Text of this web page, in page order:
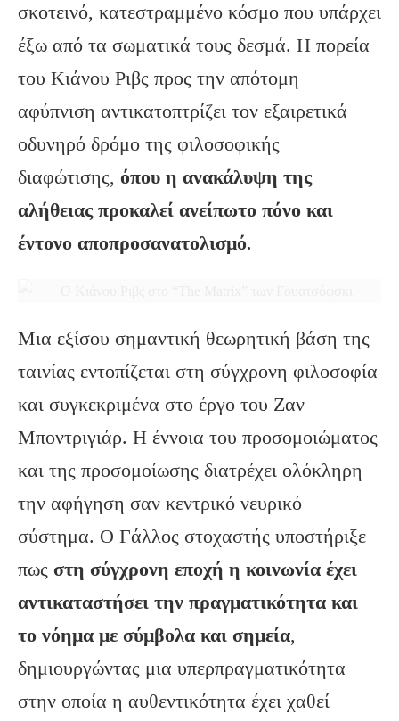
σκοτεινό, κατεστραμμένο κόσμο που υπάρχει
έξω από τα σωματικά τους δεσμά. Η πορεία
του Κιάνου Ριβς προς την απότομη
αφύπνιση αντικατοπτρίζει τον εξαιρετικά
οδυνηρό δρόμο της φιλοσοφικής
διαφώτισης, όπου η ανακάλυψη της
αλήθειας προκαλεί ανείπωτο πόνο και
έντονο αποπροσανατολισμό.
Μια εξίσου σημαντική θεωρητική βάση της
ταινίας εντοπίζεται στη σύγχρονη φιλοσοφία
και συγκεκριμένα στο έργο του Ζαν
Μποντριγιάρ. Η έννοια του προσομοιώματος
και της προσομοίωσης διατρέχει ολόκληρη
την αφήγηση σαν κεντρικό νευρικό
σύστημα. Ο Γάλλος στοχαστής υποστήριξε
πως στη σύγχρονη εποχή η κοινωνία έχει
αντικαταστήσει την πραγματικότητα και
το νόημα με σύμβολα και σημεία,
δημιουργώντας μια υπερπραγματικότητα
στην οποία η αυθεντικότητα έχει χαθεί